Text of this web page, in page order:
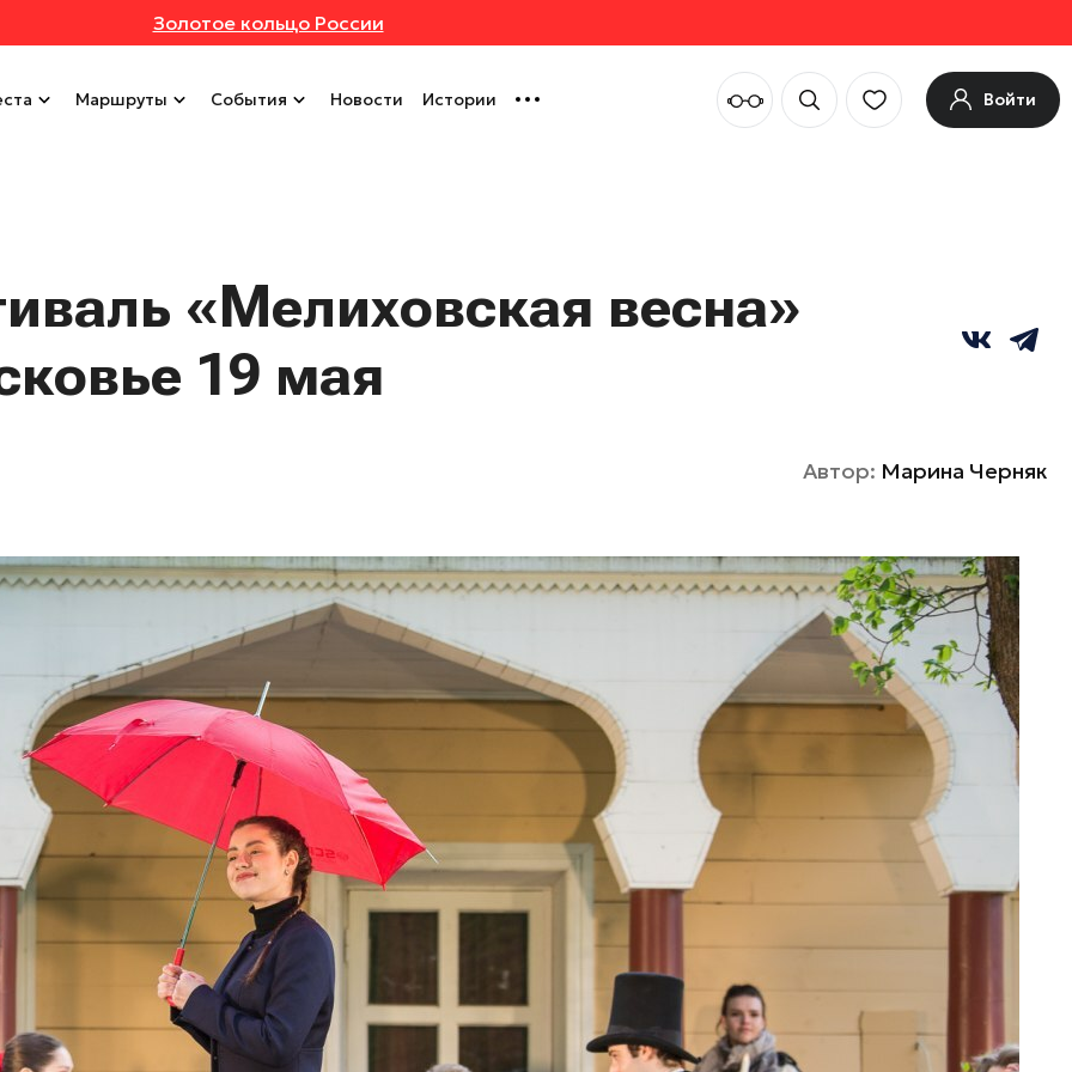
Золотое кольцо России
Маршруты События Новости Истории Войти
«Мелиховская весна»
19 мая
Автор: Марина Черняк